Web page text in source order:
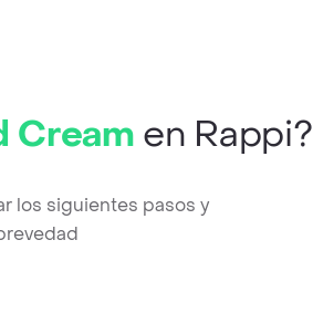
Cream en Rappi?
los siguientes pasos y